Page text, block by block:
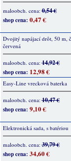
maloobch. cena:0,54 €
shop cena: 0,47 €
Dvojitý napájací drôt, 50 m,
červená
maloobch. cena:14,92 €
shop cena: 12,98 €
Easy-Line vrecková baterka
maloobch. cena:10,47 €
shop cena: 9,10 €
Elektronická sada, s batériou
maloobch. cena:39,79 €
shop cena: 34,60 €